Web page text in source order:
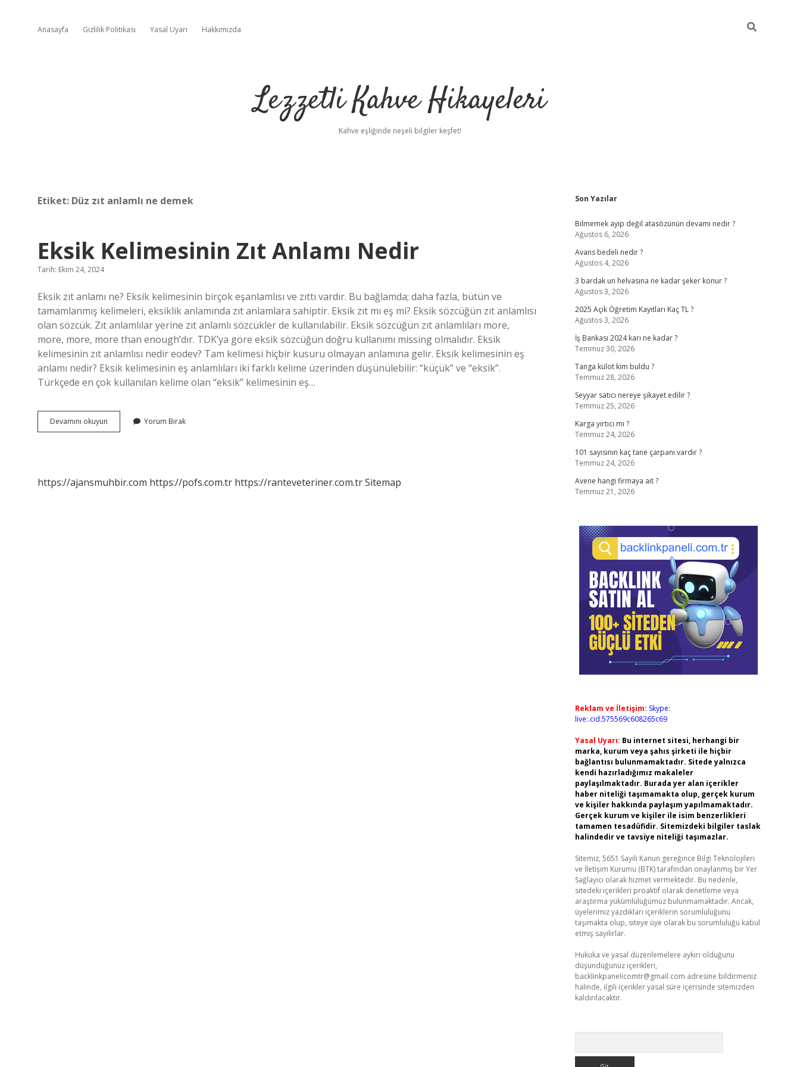
Anasayfa Gizlilik Politikası Yasal Uyarı Hakkımızda
Lezzetli Kahve Hikayeleri
Kahve eşliğinde neşeli bilgiler keşfet!
Etiket: Düz zıt anlamlı ne demek
Eksik Kelimesinin Zıt Anlamı Nedir
Tarih: Ekim 24, 2024
Eksik zıt anlamı ne? Eksik kelimesinin birçok eşanlamlısı ve zıttı vardır. Bu bağlamda; daha fazla, bütün ve
tamamlanmış kelimeleri, eksiklik anlamında zıt anlamlara sahiptir. Eksik zıt mı eş mi? Eksik sözcüğün zıt anlamlısı
olan sözcük. Zıt anlamlılar yerine zıt anlamlı sözcükler de kullanılabilir. Eksik sözcüğün zıt anlamlıları more,
more, more, more than enough’dır. TDK’ya göre eksik sözcüğün doğru kullanımı missing olmalıdır. Eksik
kelimesinin zıt anlamlısı nedir eodev? Tam kelimesi hiçbir kusuru olmayan anlamına gelir. Eksik kelimesinin eş
anlamı nedir? Eksik kelimesinin eş anlamlıları iki farklı kelime üzerinden düşünülebilir: “küçük” ve “eksik”.
Türkçede en çok kullanılan kelime olan “eksik” kelimesinin eş…
Devamını okuyun
Kelimesinin
Yorum Bırak
https://ajansmuhbir.com https://pofs.com.tr https://ranteveteriner.com.trSitemap
Sidebar
Son Yazılar
Bilmemek ayıp değil atasözünün devamı nedir ?
Ağustos 6, 2026
Avans bedeli nedir ?
Ağustos 4, 2026
3 bardak un helvasına ne kadar şeker konur ?
Ağustos 3, 2026
2025 Açık Öğretim Kayıtları Kaç TL ?
Ağustos 3, 2026
İş Bankası 2024 karı ne kadar ?
Temmuz 30, 2026
Tanga külot kim buldu ?
Temmuz 28, 2026
Seyyar satıcı nereye şikayet edilir ?
Temmuz 25, 2026
Karga yırtıcı mı ?
Temmuz 24, 2026
101 sayısının kaç tane çarpanı vardır ?
Temmuz 24, 2026
Avene hangi firmaya ait ?
Temmuz 21, 2026
Reklam ve İletişim: Skype:
live:.cid.575569c608265c69
Yasal Uyarı: Bu internet sitesi, herhangi bir
marka, kurum veya şahıs şirketi ile hiçbir
bağlantısı bulunmamaktadır. Sitede yalnızca
kendi hazırladığımız makaleler
paylaşılmaktadır. Burada yer alan içerikler
haber niteliği taşımamakta olup, gerçek kurum
ve kişiler hakkında paylaşım yapılmamaktadır.
Gerçek kurum ve kişiler ile isim benzerlikleri
tamamen tesadüfidir. Sitemizdeki bilgiler taslak
halindedir ve tavsiye niteliği taşımazlar.
Sitemiz, 5651 Sayılı Kanun gereğince Bilgi Teknolojileri
ve İletişim Kurumu (BTK) tarafından onaylanmış bir Yer
Sağlayıcı olarak hizmet vermektedir. Bu nedenle,
sitedeki içerikleri proaktif olarak denetleme veya
araştırma yükümlülüğümüz bulunmamaktadır. Ancak,
üyelerimiz yazdıkları içeriklerin sorumluluğunu
taşımakta olup, siteye üye olarak bu sorumluluğu kabul
etmiş sayılırlar.
Hukuka ve yasal düzenlemelere aykırı olduğunu
düşündüğünüz içerikleri,
backlinkpanelicomtr@gmail.com adresine bildirmeniz
halinde, ilgili içerikler yasal süre içerisinde sitemizden
kaldırılacaktır.